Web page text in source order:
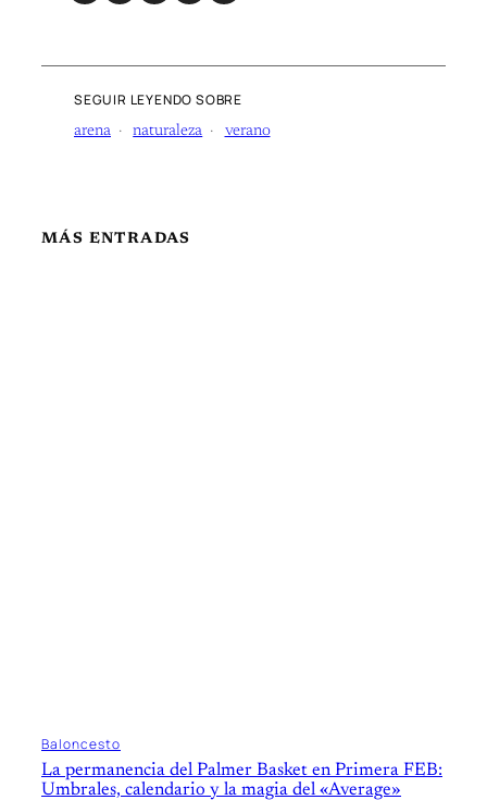
SEGUIR LEYENDO SOBRE
arena naturaleza verano
MÁS ENTRADAS
Baloncesto
La permanencia del Palmer Basket en Primera FEB:
Umbrales, calendario y la magia del «Average»